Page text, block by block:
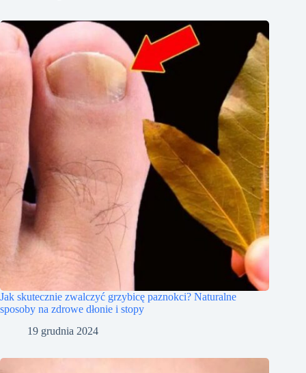
Jak skutecznie zwalczyć grzybicę paznokci? Naturalne
sposoby na zdrowe dłonie i stopy
19 grudnia 2024